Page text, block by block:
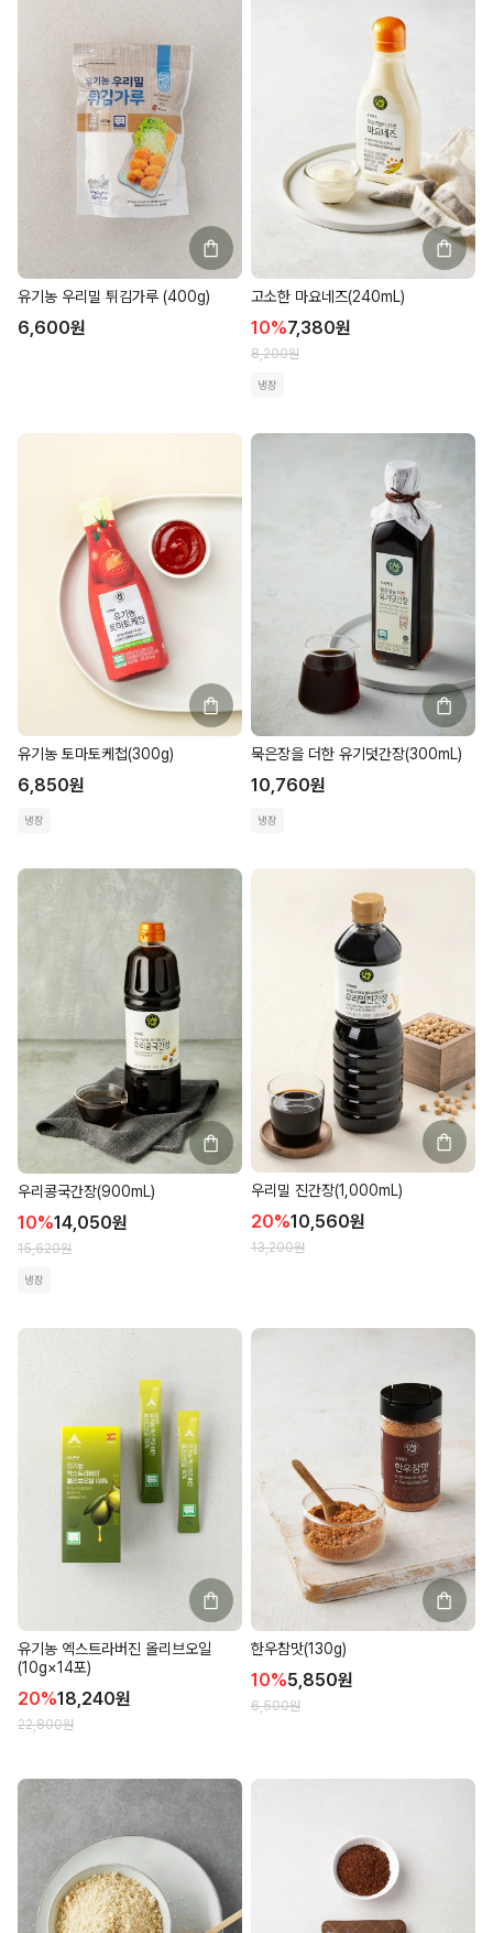
유기농 우리밀 튀김가루 (400g)
6,600원
고소한 마요네즈(240mL)
10%7,380원
8,200원
냉장
유기농 토마토케첩(300g)
6,850원
냉장
묵은장을 더한 유기덧간장(300mL)
10,760원
냉장
우리콩국간장(900mL)
10%14,050원
15,620원
냉장
우리밀 진간장(1,000mL)
20%10,560원
13,200원
유기농 엑스트라버진 올리브오일
(10g×14포)
20%18,240원
22,800원
한우참맛(130g)
10%5,850원
6,500원